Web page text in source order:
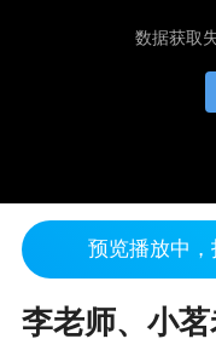
数据获取
预览播放中，